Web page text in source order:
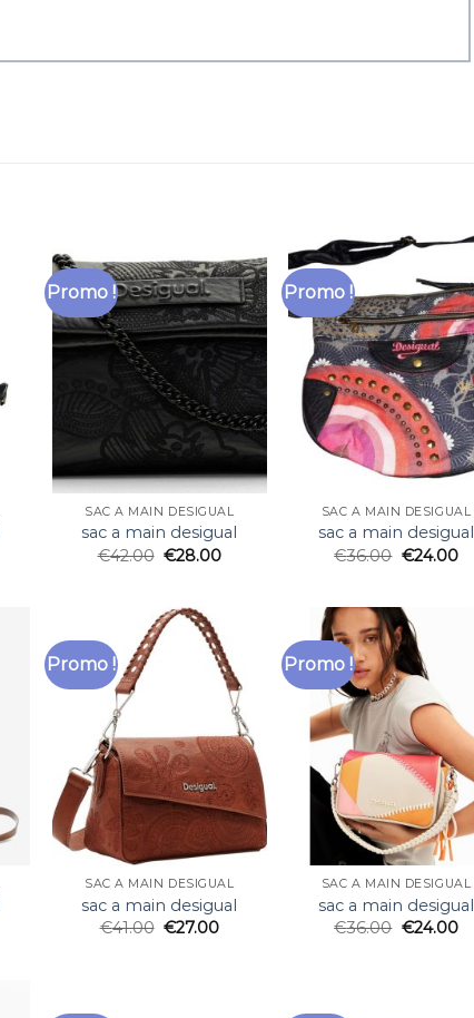
Promo !
SAC A MAIN DESIGUAL
sac a main desigual
€42.00 €28.00
Promo !
SAC A MAIN DESIGUAL
sac a main desigual
€36.00 €24.00
Promo !
SAC A MAIN DESIGUAL
sac a main desigual
€41.00 €27.00
Promo !
SAC A MAIN DESIGUAL
sac a main desigual
€36.00 €24.00